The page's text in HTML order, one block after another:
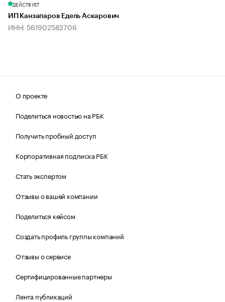
ДЕЙСТВУЕТ
ИП Канзапаров Едель Аскарович
ИНН: 561902582706
О проекте
Поделиться новостью на РБК
Получить пробный доступ
Корпоративная подписка РБК
Стать экспертом
Отзывы о вашей компании
Поделиться кейсом
Создать профиль группы компаний
Отзывы о сервисе
Сертифицированные партнеры
Лента публикаций